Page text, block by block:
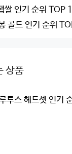
쌀 인기 순위 TOP
골드 인기 순위
상품
투스 헤드셋 인기